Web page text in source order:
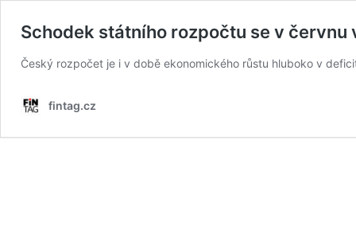
Schodek státního rozpočtu se v
Český rozpočet je i v době ekonomického růstu hluboko v
fintag.cz